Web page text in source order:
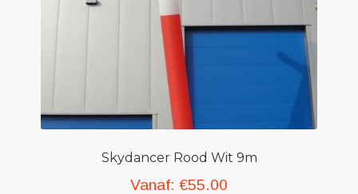
Skydancer Rood Wit 9m
Vanaf: €55.00